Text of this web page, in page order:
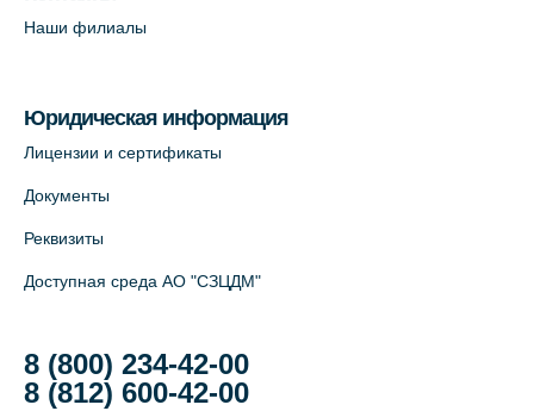
+7 (812) 565-11-12
Лабораторный терминал на Большом
+7 (812) 565-11-12
На карте
Наши филиалы
Юридическая информация
Лицензии и сертификаты
Документы
Реквизиты
Доступная среда АО "СЗЦДМ"
8 (800) 234-42-00
8 (812) 600-42-00